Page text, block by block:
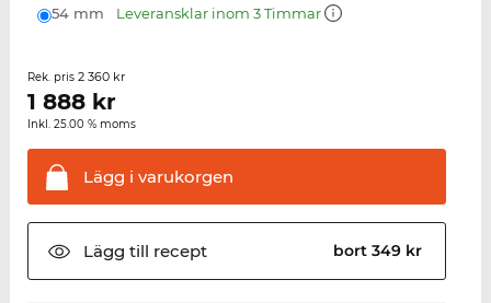
54 mm Leveransklar inom 3 Timmar
Rek. pris 2 360 kr
1 888kr
Inkl. 25.00 % moms
Lägg i varukorgen
Lägg till recept bort 349 kr